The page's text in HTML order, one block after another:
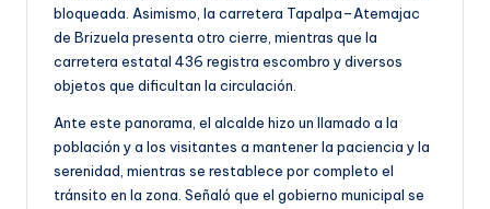
bloqueada. Asimismo, la carretera Tapalpa–Atemajac
de Brizuela presenta otro cierre, mientras que la
carretera estatal 436 registra escombro y diversos
objetos que dificultan la circulación.
Ante este panorama, el alcalde hizo un llamado a la
población y a los visitantes a mantener la paciencia y la
serenidad, mientras se restablece por completo el
tránsito en la zona. Señaló que el gobierno municipal se